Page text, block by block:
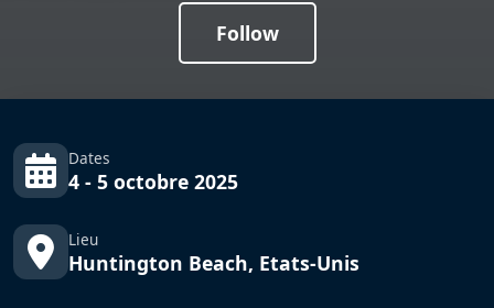
Follow
Dates
4 - 5 octobre 2025
Lieu
Huntington Beach, Etats-Unis